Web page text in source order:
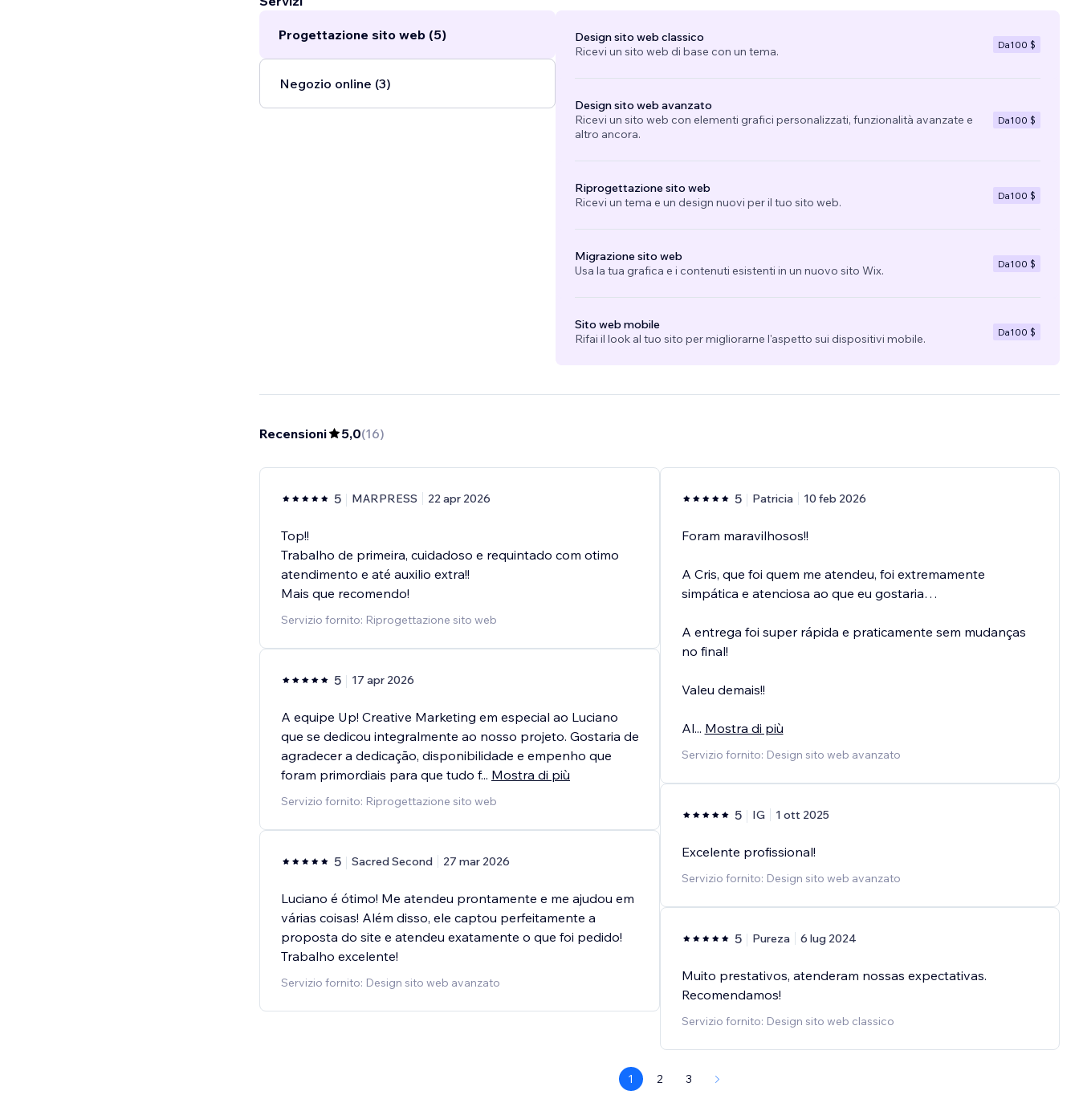
Progettazione sito web (5)
Negozio online (3)
Design sito web classico
Ricevi un sito web di base con un tema.
Da100 $
Design sito web avanzato
Ricevi un sito web con elementi grafici personalizzati, funzionalità avanzate e
altro ancora.
Da100 $
Riprogettazione sito web
Ricevi un tema e un design nuovi per il tuo sito web.
Da100 $
Migrazione sito web
Usa la tua grafica e i contenuti esistenti in un nuovo sito Wix.
Da100 $
Sito web mobile
Rifai il look al tuo sito per migliorarne l'aspetto sui dispositivi mobile.
Da100 $
Recensioni 5,0(16)
5 MARPRESS 22 apr 2026
Top!!
Trabalho de primeira, cuidadoso e requintado com otimo
atendimento e até auxilio extra!!
Mais que recomendo!
Servizio fornito: Riprogettazione sito web
5 17 apr 2026
A equipe Up! Creative Marketing em especial ao Luciano
que se dedicou integralmente ao nosso projeto. Gostaria de
agradecer a dedicação, disponibilidade e empenho que
foram primordiais para que tudo f... Mostra di più
Servizio fornito: Riprogettazione sito web
5 Sacred Second 27 mar 2026
Luciano é ótimo! Me atendeu prontamente e me ajudou em
várias coisas! Além disso, ele captou perfeitamente a
proposta do site e atendeu exatamente o que foi pedido!
Trabalho excelente!
Servizio fornito: Design sito web avanzato
5 Patricia 10 feb 2026
Foram maravilhosos!!
A Cris, que foi quem me atendeu, foi extremamente
simpática e atenciosa ao que eu gostaria…
A entrega foi super rápida e praticamente sem mudanças
no final!
Valeu demais!!
Al... Mostra di più
Servizio fornito: Design sito web avanzato
5 IG 1 ott 2025
Excelente profissional!
Servizio fornito: Design sito web avanzato
5 Pureza 6 lug 2024
Muito prestativos, atenderam nossas expectativas.
Recomendamos!
Servizio fornito: Design sito web classico
1 2 3